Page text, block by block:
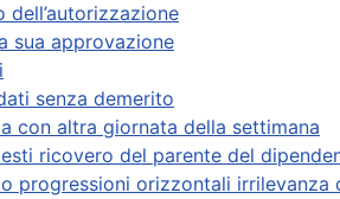
sua approvazione
senza demerito
con altra giornata della settimana
ricovero del parente del
progressioni orizzontali